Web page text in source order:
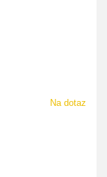
Na dotaz